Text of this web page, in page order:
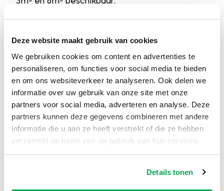
Deze website maakt gebruik van cookies
We gebruiken cookies om content en advertenties te
personaliseren, om functies voor social media te bieden
en om ons websiteverkeer te analyseren. Ook delen we
informatie over uw gebruik van onze site met onze
partners voor social media, adverteren en analyse. Deze
partners kunnen deze gegevens combineren met andere
informatie die u aan ze heeft verstrekt of die ze hebben
verzameld op basis van uw gebruik van hun services.
Details tonen
Waar moet je op letten bij het plaatsen van
Zorg dat er voldoende ruimte beschikbaar is
voor het plaatsen van de container. Kan deze
niet op je eigen terrein staan en moet hij op
de openbare weg komen, bijvoorbeeld in een
parkeervak? Controleer dan of je een
vergunningnodig hebt bij je gemeente. We
raden aan dit vooraf goed te regelen, zodat je
niet voor verrassingen komt te staan.